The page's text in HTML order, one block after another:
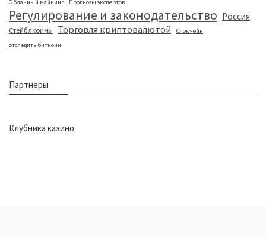
Облачный майнинг Прогнозы экспертов
Регулирование и законодательство Россия
Стейблкоины Торговля криптовалютой
блокчейн
отследить биткоин
Партнеры
Клубника казино